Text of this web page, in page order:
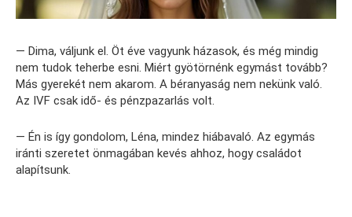
— Dima, váljunk el. Öt éve vagyunk házasok, és még mindig
nem tudok teherbe esni. Miért gyötörnénk egymást tovább?
Más gyerekét nem akarom. A béranyaság nem nekünk való.
Az IVF csak idő- és pénzpazarlás volt.
— Én is így gondolom, Léna, mindez hiábavaló. Az egymás
iránti szeretet önmagában kevés ahhoz, hogy családot
alapítsunk.